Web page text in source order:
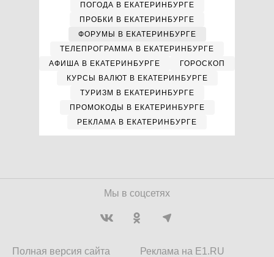
ПОГОДА В ЕКАТЕРИНБУРГЕ
ПРОБКИ В ЕКАТЕРИНБУРГЕ
ФОРУМЫ В ЕКАТЕРИНБУРГЕ
ТЕЛЕПРОГРАММА В ЕКАТЕРИНБУРГЕ
АФИША В ЕКАТЕРИНБУРГЕ
ГОРОСКОП
КУРСЫ ВАЛЮТ В ЕКАТЕРИНБУРГЕ
ТУРИЗМ В ЕКАТЕРИНБУРГЕ
ПРОМОКОДЫ В ЕКАТЕРИНБУРГЕ
РЕКЛАМА В ЕКАТЕРИНБУРГЕ
Мы в соцсетях
Полная версия сайта
Реклама на E1.RU